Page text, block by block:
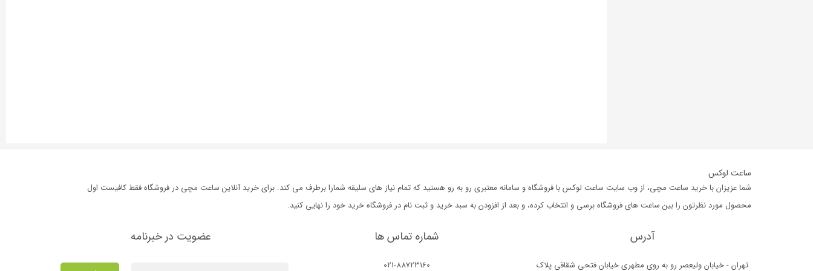
ساعت لوکس
شما عزیزان با خرید ساعت مچی، از وب سایت ساعت لوکس با فروشگاه و سامانه معتبری رو به رو هستید که تمام نیاز های سلیقه شمارا برطرف می کند. برای خرید آنلاین ساعت مچی در فروشگاه فقط کافیست اول
محصول مورد نظرتون را بین ساعت های فروشگاه برسی و انتخاب کرده، و بعد از افزودن به سبد خرید و ثبت نام در فروشگاه خرید خود را نهایی کنید.
آدرس
تهران - خیابان ولیعصر رو به روی مطهری خیابان فتحی شقاقی پلاک
شماره تماس ها
021-88723160
عضویت در خبرنامه